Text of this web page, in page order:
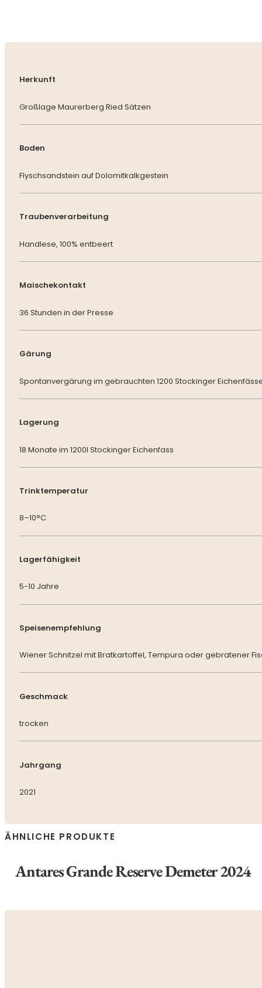
Herkunft
Großlage Maurerberg Ried Sätzen
Boden
Flyschsandstein auf Dolomitkalkgestein
Traubenverarbeitung
Handlese, 100% entbeert
Maischekontakt
36 Stunden in der Presse
Gärung
Spontanvergärung im gebrauchten 1200 Stockinger
Lagerung
18 Monate im 1200l Stockinger Eichenfass
Trinktemperatur
8–10°C
Lagerfähigkeit
5-10 Jahre
Speisenempfehlung
Wiener Schnitzel mit Bratkartoffel, Tempura oder gebratener
Geschmack
trocken
Jahrgang
2021
ÄHNLICHE PRODUKTE
Antares Grande Reserve Demeter 2024